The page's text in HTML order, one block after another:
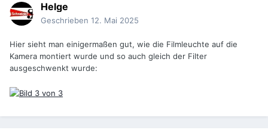
Helge
Geschrieben 12. Mai 2025
Hier sieht man einigermaßen gut, wie die Filmleuchte auf die
Kamera montiert wurde und so auch gleich der Filter
ausgeschwenkt wurde: